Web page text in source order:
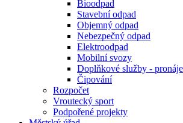
Bioodpad
Stavební odpad
Objemný odpad
Nebezpečný odpad
Elektroodpad
Mobilní svozy
Doplňkové služby -
Čipování
Rozpočet
Vroutecký sport
Podpořené projekty